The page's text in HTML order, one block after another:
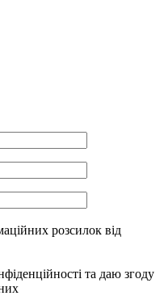
розсилок від
та даю згоду